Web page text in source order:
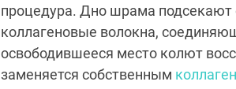
процедура. Дно шрама подсекают
коллагеновые волокна,
освободившееся место колют
заменяется собственным